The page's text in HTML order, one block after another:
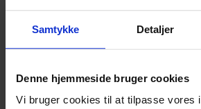
Samtykke Detaljer
Denne hjemmeside bruger cookies
Vi bruger cookies til at tilpasse vores
Navn*
E-mail*